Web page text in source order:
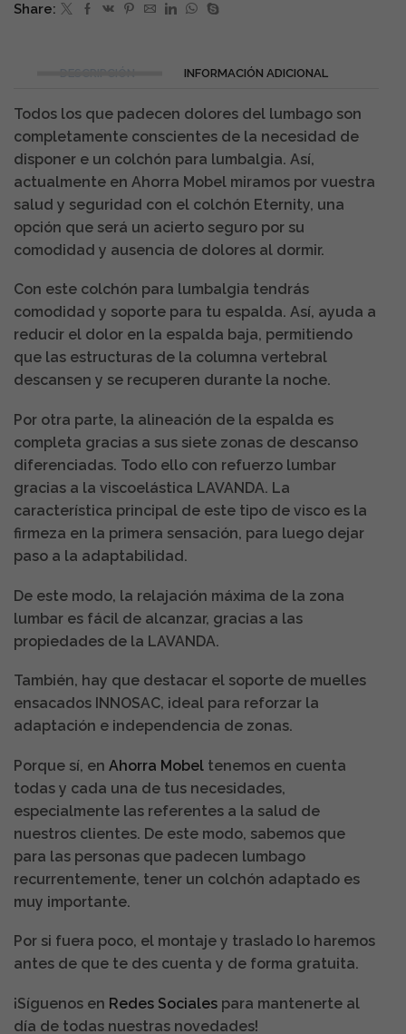
Share:
DESCRIPCIÓN INFORMACIÓN ADICIONAL
Todos los que padecen dolores del lumbago son
completamente conscientes de la necesidad de
disponer e un colchón para lumbalgia. Así,
actualmente en Ahorra Mobel miramos por vuestra
salud y seguridad con el colchón Eternity, una
opción que será un acierto seguro por su
comodidad y ausencia de dolores al dormir.
Con este colchón para lumbalgia tendrás
comodidad y soporte para tu espalda. Así, ayuda a
reducir el dolor en la espalda baja, permitiendo
que las estructuras de la columna vertebral
descansen y se recuperen durante la noche.
Por otra parte, la alineación de la espalda es
completa gracias a sus siete zonas de descanso
diferenciadas. Todo ello con refuerzo lumbar
gracias a la viscoelástica LAVANDA. La
característica principal de este tipo de visco es la
firmeza en la primera sensación, para luego dejar
paso a la adaptabilidad.
De este modo, la relajación máxima de la zona
lumbar es fácil de alcanzar, gracias a las
propiedades de la LAVANDA.
También, hay que destacar el soporte de muelles
ensacados INNOSAC, ideal para reforzar la
adaptación e independencia de zonas.
Porque sí, en Ahorra Mobel tenemos en cuenta
todas y cada una de tus necesidades,
especialmente las referentes a la salud de
nuestros clientes. De este modo, sabemos que
para las personas que padecen lumbago
recurrentemente, tener un colchón adaptado es
muy importante.
Por si fuera poco, el montaje y traslado lo haremos
antes de que te des cuenta y de forma gratuita.
¡Síguenos en Redes Sociales para mantenerte al
día de todas nuestras novedades!